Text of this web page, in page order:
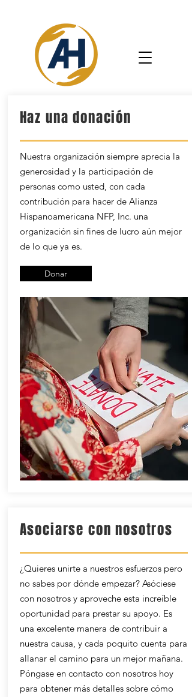
Haz una donación
Nuestra organización siempre aprecia la
generosidad y la participación de
personas como usted, con cada
contribución para hacer de Alianza
Hispanoamericana NFP, Inc. una
organización sin fines de lucro aún mejor
de lo que ya es.
Donar
Asociarse con nosotros
¿Quieres unirte a nuestros esfuerzos pero
no sabes por dónde empezar? Asóciese
con nosotros y aproveche esta increíble
oportunidad para prestar su apoyo. Es
una excelente manera de contribuir a
nuestra causa, y cada poquito cuenta para
allanar el camino para un mejor mañana.
Póngase en contacto con nosotros hoy
para obtener más detalles sobre cómo